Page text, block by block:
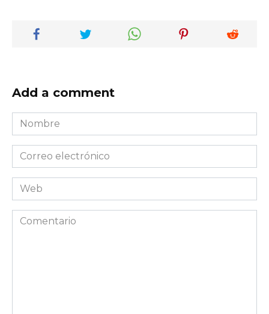
Add a comment
Nombre
*
Correo
electrónico
*Web
Comentario